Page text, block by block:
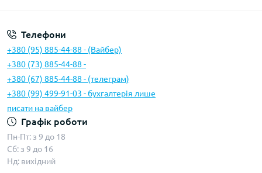
Телефони
+380 (95) 885-44-88 - (Вайбер)
+380 (73) 885-44-88 -
+380 (67) 885-44-88 - (телеграм)
+380 (99) 499-91-03 - бухгалтерія лише
писати на вайбер
Графік роботи
Пн-Пт: з 9 до 18
Сб: з 9 до 16
Нд: вихідний